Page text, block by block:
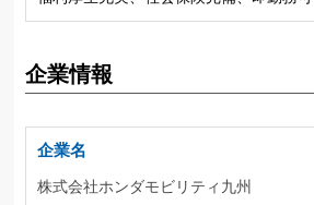
企業情報
企業名
株式会社ホンダモビリティ九州